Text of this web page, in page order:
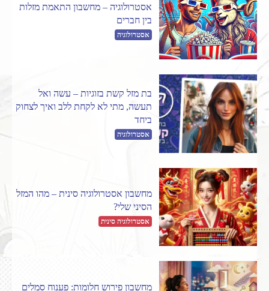
אסטרולוגיה – מחשבון התאמת מזלות
בין חברים
אסטרולוגיה
בת מזל קשת בזוגיות – עשה ואל
תעשה, מתי לא לקחת ללב ואיך לצחוק
ביחד
אסטרולוגיה
מחשבון אסטרולוגיה סינית – מהו המזל
הסיני שלי?
אסטרולוגיה סינית
מחשבון פירוש חלומות: פענוח סמלים